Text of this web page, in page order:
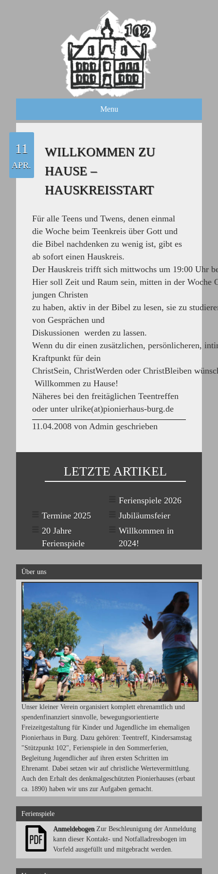
Menu
11
APR.
WILLKOMMEN ZU
HAUSE –
HAUSKREISSTART
Für alle Teens und Twens, denen einmal
die Woche beim Teenkreis über Gott und
die Bibel nachdenken zu wenig ist, gibt es
ab sofort einen Hauskreis.
Der Hauskreis trifft sich mittwochs um 19:00 Uhr
Hier soll Zeit und Raum sein, mitten in der Woche
jungen Christen
zu haben, aktiv in der Bibel zu lesen, sie zu
von Gesprächen und
Diskussionen werden zu lassen.
Wenn du dir einen zusätzlichen, persönlicheren,
Kraftpunkt für dein
ChristSein, ChristWerden oder ChristBleiben
Willkommen zu Hause!
Näheres bei den freitäglichen Teentreffen
oder unter ulrike(at)pionierhaus-burg.de
11.04.2008 von Admin geschrieben
LETZTE ARTIKEL
Ferienspiele 2026
Termine 2025
Jubiläumsfeier
20 Jahre
Ferienspiele
Willkommen in
2024!
Über uns
Unser kleiner Verein organisiert komplett ehrenamtlich und
spendenfinanziert sinnvolle, bewegungsorientierte
Freizeitgestaltung für Kinder und Jugendliche im ehemaligen
Pionierhaus in Burg. Dazu gehören: Teentreff, Kindersamstag
"Stützpunkt 102", Ferienspiele in den Sommerferien,
Begleitung Jugendlicher auf ihren ersten Schritten im
Ehrenamt. Dabei setzen wir auf christliche Wertevermittlung.
Auch den Erhalt des denkmalgeschützten Pionierhauses (erbaut
ca. 1890) haben wir uns zur Aufgaben gemacht.
Ferienspiele
AnmeldebogenZur Beschleunigung der Anmeldung
kann dieser Kontakt- und Notfalladressbogen im
Vorfeld ausgefüllt und mitgebracht werden.